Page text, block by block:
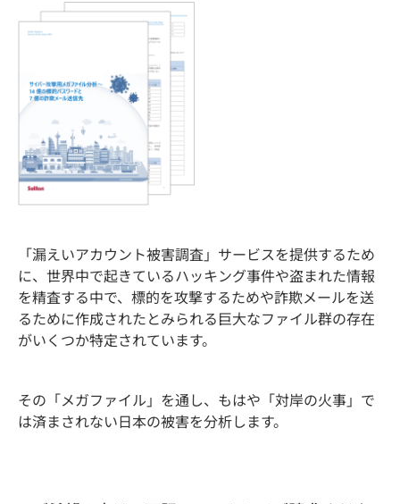
「漏えいアカウント被害調査」サービスを提供するため
に、世界中で起きているハッキング事件や盗まれた情報
を精査する中で、標的を攻撃するためや詐欺メールを送
るために作成されたとみられる巨大なファイル群の存在
がいくつか特定されています。
その「メガファイル」を通し、もはや「対岸の火事」で
は済まされない日本の被害を分析します。